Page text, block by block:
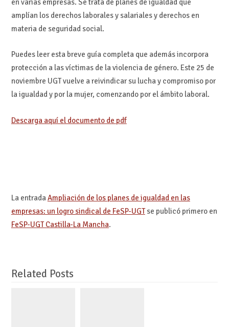
en varias empresas. Se trata de planes de igualdad que
amplían los derechos laborales y salariales y derechos en
materia de seguridad social.
Puedes leer esta breve guía completa que además incorpora
protección a las víctimas de la violencia de género. Este 25 de
noviembre UGT vuelve a reivindicar su lucha y compromiso por
la igualdad y por la mujer, comenzando por el ámbito laboral.
Descarga aquí el documento de pdf
La entradaAmpliación de los planes de igualdad en las
empresas: un logro sindical de FeSP-UGTse publicó primero en
FeSP-UGT Castilla-La Mancha.
Related Posts